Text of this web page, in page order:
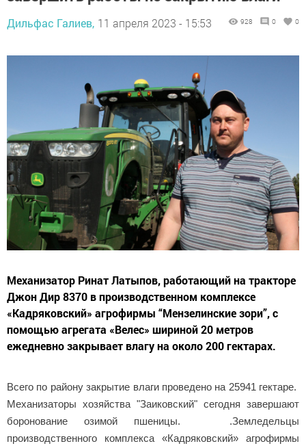
Дильфас Галиев, 11 апреля 2023 - 15:53 928 0 0
Механизатор Ринат Латыпов, работающий на тракторе
Джон Дир 8370 в производственном комплексе
«Кадряковский» агрофирмы “Мензелинские зори”, с
помощью агрегата «Велес» шириной 20 метров
ежедневно закрывает влагу на около 200 гектарах.
Всего по району закрытие влаги проведено на 25941 гектаре.
Механизаторы хозяйства "Заиковский" сегодня завершают
боронование озимой пшеницы. .Земледельцы
производственного комплекса «Кадряковский» агрофирмы